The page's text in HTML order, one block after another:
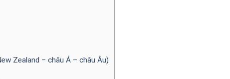
Zealand – châu Á – châu Âu)